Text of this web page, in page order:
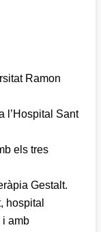
Ramon
l’Hospital Sant
els tres
Gestalt.
hospital
i amb